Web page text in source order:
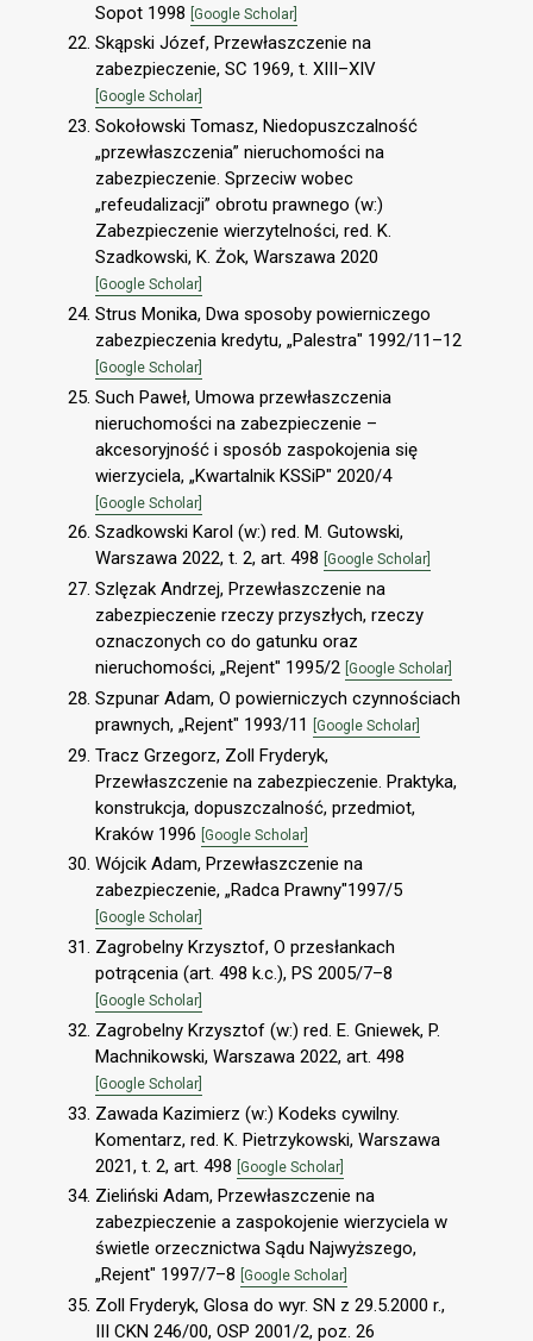
Sopot 1998 [Google Scholar]
Skąpski Józef, Przewłaszczenie na
zabezpieczenie, SC 1969, t. XIII–XIV
[Google Scholar]
Sokołowski Tomasz, Niedopuszczalność
„przewłaszczenia” nieruchomości na
zabezpieczenie. Sprzeciw wobec
„refeudalizacji” obrotu prawnego (w:)
Zabezpieczenie wierzytelności, red. K.
Szadkowski, K. Żok, Warszawa 2020
[Google Scholar]
Strus Monika, Dwa sposoby powierniczego
zabezpieczenia kredytu, „Palestra" 1992/11–12
[Google Scholar]
Such Paweł, Umowa przewłaszczenia
nieruchomości na zabezpieczenie –
akcesoryjność i sposób zaspokojenia się
wierzyciela, „Kwartalnik KSSiP" 2020/4
[Google Scholar]
Szadkowski Karol (w:) red. M. Gutowski,
Warszawa 2022, t. 2, art. 498 [Google Scholar]
Szlęzak Andrzej, Przewłaszczenie na
zabezpieczenie rzeczy przyszłych, rzeczy
oznaczonych co do gatunku oraz
nieruchomości, „Rejent" 1995/2 [Google Scholar]
Szpunar Adam, O powierniczych czynnościach
prawnych, „Rejent" 1993/11
[Google Scholar]
Tracz Grzegorz, Zoll Fryderyk,
Przewłaszczenie na zabezpieczenie. Praktyka,
konstrukcja, dopuszczalność, przedmiot,
Kraków 1996 [Google Scholar]
Wójcik Adam, Przewłaszczenie na
zabezpieczenie, „Radca Prawny"1997/5
[Google Scholar]
Zagrobelny Krzysztof, O przesłankach
potrącenia (art. 498 k.c.), PS 2005/7–8
[Google Scholar]
Zagrobelny Krzysztof (w:) red. E. Gniewek, P.
Machnikowski, Warszawa 2022, art. 498
[Google Scholar]
Zawada Kazimierz (w:) Kodeks cywilny.
Komentarz, red. K. Pietrzykowski, Warszawa
2021, t. 2, art. 498 [Google Scholar]
Zieliński Adam, Przewłaszczenie na
zabezpieczenie a zaspokojenie wierzyciela w
świetle orzecznictwa Sądu Najwyższego,
„Rejent" 1997/7–8 [Google Scholar]
Zoll Fryderyk, Glosa do wyr. SN z 29.5.2000 r.,
III CKN 246/00, OSP 2001/2, poz. 26